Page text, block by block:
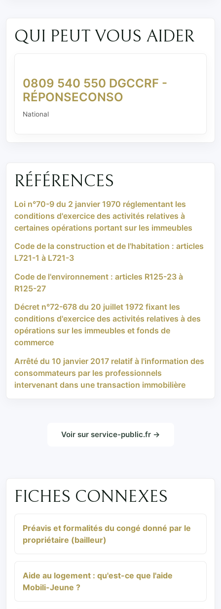
QUI PEUT VOUS AIDER
0809 540 550 DGCCRF -
RÉPONSECONSO
National
RÉFÉRENCES
Loi n°70-9 du 2 janvier 1970 réglementant les
conditions d'exercice des activités relatives à
certaines opérations portant sur les immeubles
Code de la construction et de l'habitation : articles
L721-1 à L721-3
Code de l'environnement : articles R125-23 à
R125-27
Décret n°72-678 du 20 juillet 1972 fixant les
conditions d'exercice des activités relatives à des
opérations sur les immeubles et fonds de
commerce
Arrêté du 10 janvier 2017 relatif à l'information des
consommateurs par les professionnels
intervenant dans une transaction immobilière
Voir sur service-public.fr →
FICHES CONNEXES
Préavis et formalités du congé donné par le
propriétaire (bailleur)
Aide au logement : qu'est-ce que l'aide
Mobili-Jeune ?